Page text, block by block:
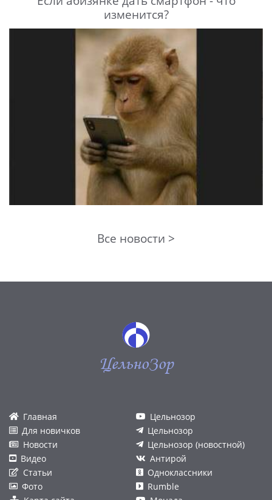
изменится?
Все новости >
ЦельноЗор
Главная
Для новичков
Новости
Видео
Статьи
Фото
Цельнозор
Цельнозор
Цельнозор (новостной)
Антирой
Одноклассники
Rumble